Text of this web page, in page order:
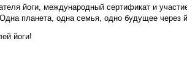
йоги, международный сертификат и
планета, одна семья, одно будущее через
йоги!